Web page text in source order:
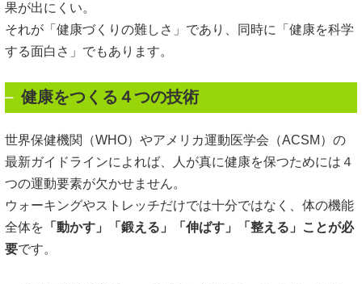
果が出にくい。
それが「健康づくりの難しさ」であり、同時に「健康を科学
する面白さ」でもあります。
健康をつくる４つの技術
世界保健機関（WHO）やアメリカ運動医学会（ACSM）の
最新ガイドラインによれば、人が真に健康を保つためには４
つの運動要素が欠かせません。
ウォーキングやストレッチだけでは十分ではなく、体の機能
全体を 「動かす」「鍛える」「伸ばす」「整える」ことが必
要です。